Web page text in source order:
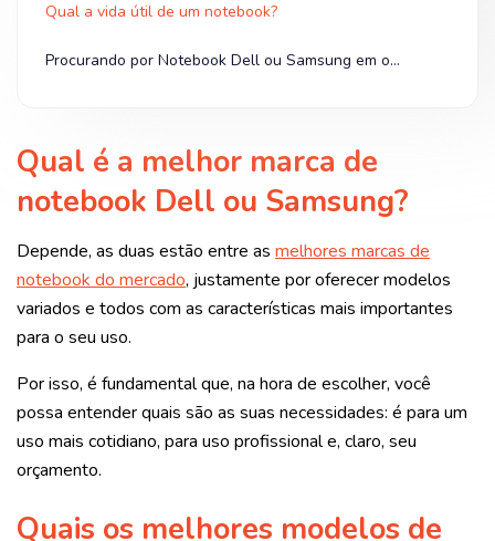
Qual a vida útil de um notebook?
Procurando por Notebook Dell ou Samsung em oferta? Olha na Shopee!
Qual é a melhor marca de
notebook Dell ou Samsung?
Depende, as duas estão entre as melhores marcas de
notebook do mercado, justamente por oferecer modelos
variados e todos com as características mais importantes
para o seu uso.
Por isso, é fundamental que, na hora de escolher, você
possa entender quais são as suas necessidades: é para um
uso mais cotidiano, para uso profissional e, claro, seu
orçamento.
Quais os melhores modelos de